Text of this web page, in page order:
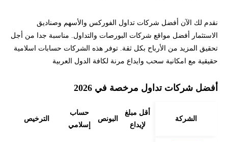
نقدم لك الآن أفضل شركات تداول الفوركس والأسهم وصناديق
الاستثمار أفضل مواقع شركات البورصات والتداول. مناسبة جدا من أجل
تحقيق المزيد من الأرباح بكل ثقة. توفر هذه الشركات حسابات اسلامية
حقيقية مع امكانية سحب وايداع مرنة لكافة الدول العربية
أفضل شركات تداول مرخصة في 2026
الشركة
أقل مبلغ
لإيداع
البونص
حساب
إسلامي
الترخيص